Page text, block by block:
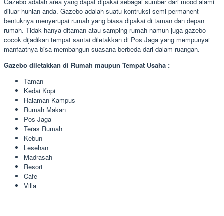
diluar hunian anda. Gazebo adalah suatu kontruksi semi permanent
bentuknya menyerupai rumah yang biasa dipakai di taman dan depan
rumah. Tidak hanya ditaman atau samping rumah namun juga gazebo
cocok dijadikan tempat santai diletakkan di Pos Jaga yang mempunyai
manfaatnya bisa membangun suasana berbeda dari dalam ruangan.
Gazebo diletakkan di Rumah maupun Tempat Usaha :
Taman
Kedai Kopi
Halaman Kampus
Rumah Makan
Pos Jaga
Teras Rumah
Kebun
Lesehan
Madrasah
Resort
Cafe
Villa